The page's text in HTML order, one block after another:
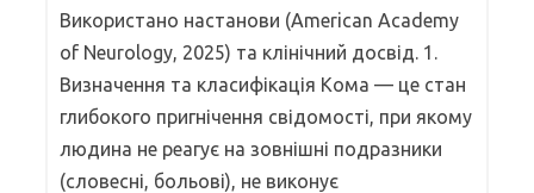
Використано настанови (American Academy
of Neurology, 2025) та клінічний досвід. 1.
Визначення та класифікація Кома — це стан
глибокого пригнічення свідомості, при якому
людина не реагує на зовнішні подразники
(словесні, больові), не виконує